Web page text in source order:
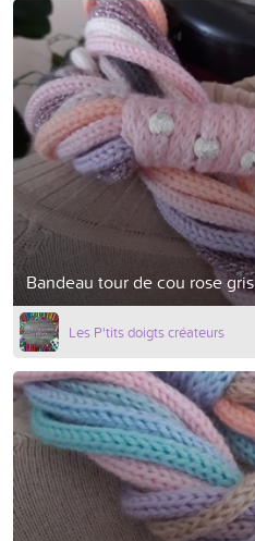
Bandeau tour de cou rose gris
Les P'tits doigts créateurs